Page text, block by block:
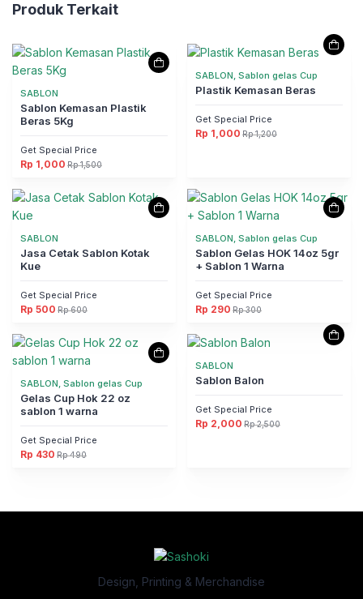
Produk Terkait
SABLON
Sablon Kemasan Plastik
Beras 5Kg
Get Special Price
Rp1,500
Harga
adalah:
Rp 1,500.
Rp 1,000
Harga
ini
adalah:
SABLON, Sablon gelas Cup
Plastik Kemasan Beras
Get Special Price
Rp1,200
Harga
Rp 1,000
Harga
SABLON
Jasa Cetak Sablon Kotak
Kue
Get Special Price
Rp600
Harga
adalah:
Rp 600.
Rp 500
Harga
ini
adalah:
SABLON, Sablon gelas Cup
Sablon Gelas HOK 14oz 5gr
+ Sablon 1 Warna
Get Special Price
Rp300
Harga
adalah:
Rp 300.
Rp 290
Harga
ini
adalah:
SABLON, Sablon gelas Cup
Gelas Cup Hok 22 oz
sablon 1 warna
Get Special Price
Rp490
Harga
Rp 430
Harga
SABLON
Sablon Balon
Get Special Price
Rp2,500
Harga
Rp 2,000
Harga
Design, Printing & Merchandise